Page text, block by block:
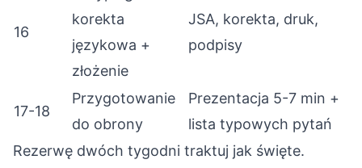
16
korekta
językowa +
złożenie
JSA, korekta, druk,
podpisy
17-18
Przygotowanie
do obrony
Prezentacja 5-7 min +
lista typowych pytań
Rezerwę dwóch tygodni traktuj jak święte.